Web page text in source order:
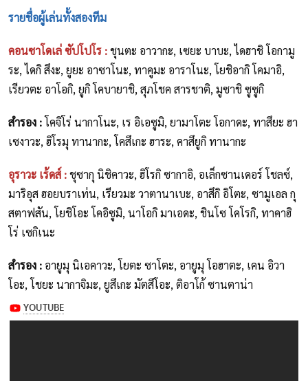
รายชื่อผู้เล่นทั้งสองทีม
คอนซาโดเล่ ซัปโปโร :ชุนตะ อาวากะ, เซยะ บาบะ, ไดฮาชิ โอกามู
ระ, ไดกิ สึงะ, ยูยะ อาซาโนะ, ทาคูมะ อาราโนะ, โยชิอากิ โคมาอิ,
เรียวตะ อาโอกิ, ยูกิ โคบายาชิ, สุภโชค สารชาติ, มูซาชิ ซูซูกิ
สำรอง :โคจิโร่ นากาโนะ, เร อิเอซูมิ, ยามาโตะ โอกาดะ, ทาสึยะ ฮา
เซงาวะ, ฮิโรมุ ทานากะ, โคสึเกะ ฮาระ, คาสึยูกิ ทานากะ
อุราวะ เร้ดส์ :ชุซากุ นิชิคาวะ, ฮิโรกิ ซากาอิ, อเล็กซานเดอร์ โชลซ์,
มาริอุส ฮอยบราเท่น, เรียวมะ วาตานาเบะ, อาสึกิ อิโตะ, ซามูเอล กุ
สตาฟสัน, โยชิโอะ โคอิซูมิ, นาโอกิ มาเอดะ, ชินโซ โคโรกิ, ทาคาฮิ
โร่ เซกิเนะ
สำรอง : อายูมุ นิเอคาวะ, โยตะ ซาโตะ, อายูมุ โอฮาตะ, เคน อิวา
โอะ, โชยะ นากาจิมะ, ยูสึเกะ มัตสึโอะ, ติอาโก้ ซานตาน่า